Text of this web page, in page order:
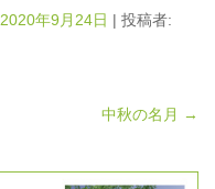
2020年9月24日 | 投稿者:
中秋の名月 →